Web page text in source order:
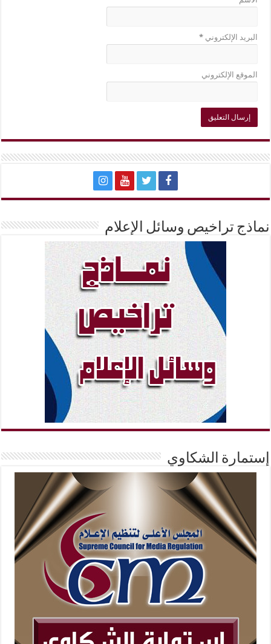
البريد الإلكتروني*
الموقع الإلكتروني
نماذج تراخيص وسائل الإعلام
إستمارة الشكاوي